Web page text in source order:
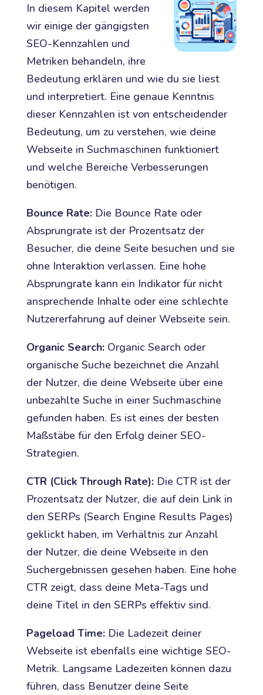
In diesem Kapitel werden
wir einige der gängigsten
SEO-Kennzahlen und
Metriken behandeln, ihre
Bedeutung erklären und wie du sie liest
und interpretiert. Eine genaue Kenntnis
dieser Kennzahlen ist von entscheidender
Bedeutung, um zu verstehen, wie deine
Webseite in Suchmaschinen funktioniert
und welche Bereiche Verbesserungen
benötigen.
Bounce Rate:Die Bounce Rate oder
Absprungrate ist der Prozentsatz der
Besucher, die deine Seite besuchen und sie
ohne Interaktion verlassen. Eine hohe
Absprungrate kann ein Indikator für nicht
ansprechende Inhalte oder eine schlechte
Nutzererfahrung auf deiner Webseite sein.
Organic Search:Organic Search oder
organische Suche bezeichnet die Anzahl
der Nutzer, die deine Webseite über eine
unbezahlte Suche in einer Suchmaschine
gefunden haben. Es ist eines der besten
Maßstäbe für den Erfolg deiner SEO-
Strategien.
CTR (Click Through Rate):Die CTR ist der
Prozentsatz der Nutzer, die auf dein Link in
den SERPs (Search Engine Results Pages)
geklickt haben, im Verhältnis zur Anzahl
der Nutzer, die deine Webseite in den
Suchergebnissen gesehen haben. Eine hohe
CTR zeigt, dass deine Meta-Tags und
deine Titel in den SERPs effektiv sind.
Pageload Time:Die Ladezeit deiner
Webseite ist ebenfalls eine wichtige SEO-
Metrik. Langsame Ladezeiten können dazu
führen, dass Benutzer deine Seite